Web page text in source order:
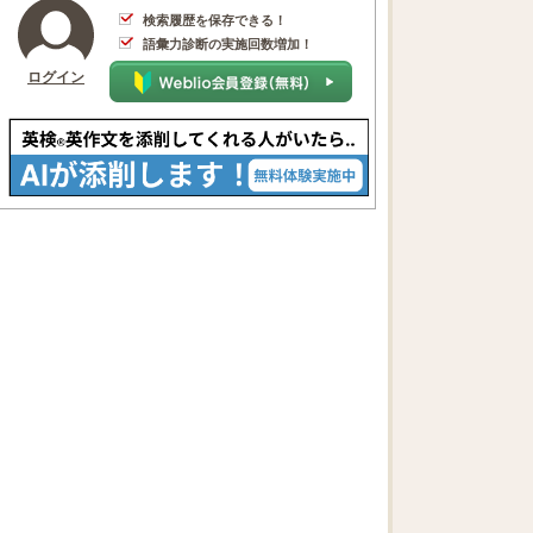
ログイン
検索履歴を保存できる！
語彙力診断の実施回数増加！